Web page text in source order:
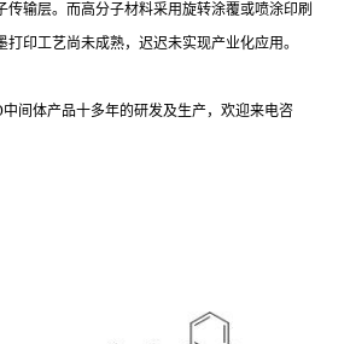
传输层。而高分子材料采用旋转涂覆或喷涂印刷
印工艺尚未成熟，迟迟未实现产业化应用。
间体产品十多年的研发及生产，欢迎来电咨